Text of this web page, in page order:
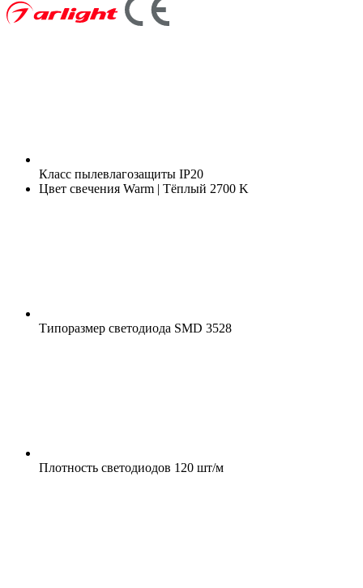
Класс пылевлагозащиты IP20
Цвет свечения Warm | Тёплый 2700 K
Типоразмер светодиода SMD 3528
Плотность светодиодов 120 шт/м